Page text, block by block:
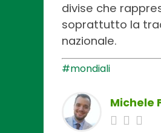
divise che
soprattutto la
nazionale.
#mondiali
Michele